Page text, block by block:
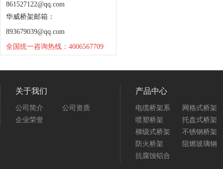
861527122@qq.com
华威桥架邮箱：
893679039@qq.com
全国统一咨询热线：4006567709
关于我们
公司简介
公司资质
企业荣誉
产品中心
电缆桥架系
网格式桥架
喷塑桥架
托盘式桥架
梯级式桥架
不锈钢桥架
防火桥架
阻燃玻璃钢
抗腐蚀铝合